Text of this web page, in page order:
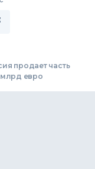
продает часть
млрд евро